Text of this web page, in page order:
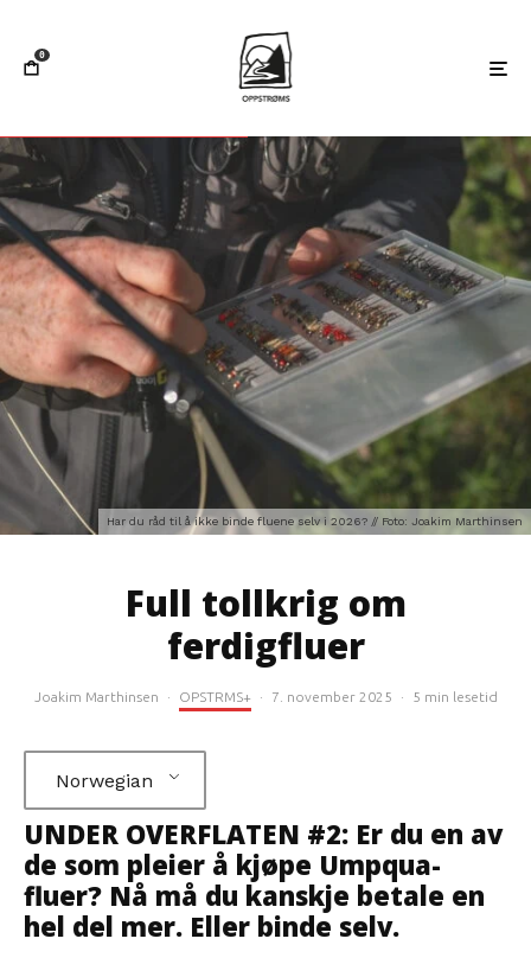
0
Har du råd til å ikke binde fluene selv i 2026? // Foto: Joakim Marthinsen
Full tollkrig om
ferdigfluer
Joakim Marthinsen · OPSTRMS+ · 7. november 2025 · 5 min lesetid
Norwegian
UNDER OVERFLATEN #2: Er du en av
de som pleier å kjøpe Umpqua-
fluer? Nå må du kanskje betale en
hel del mer. Eller binde selv.